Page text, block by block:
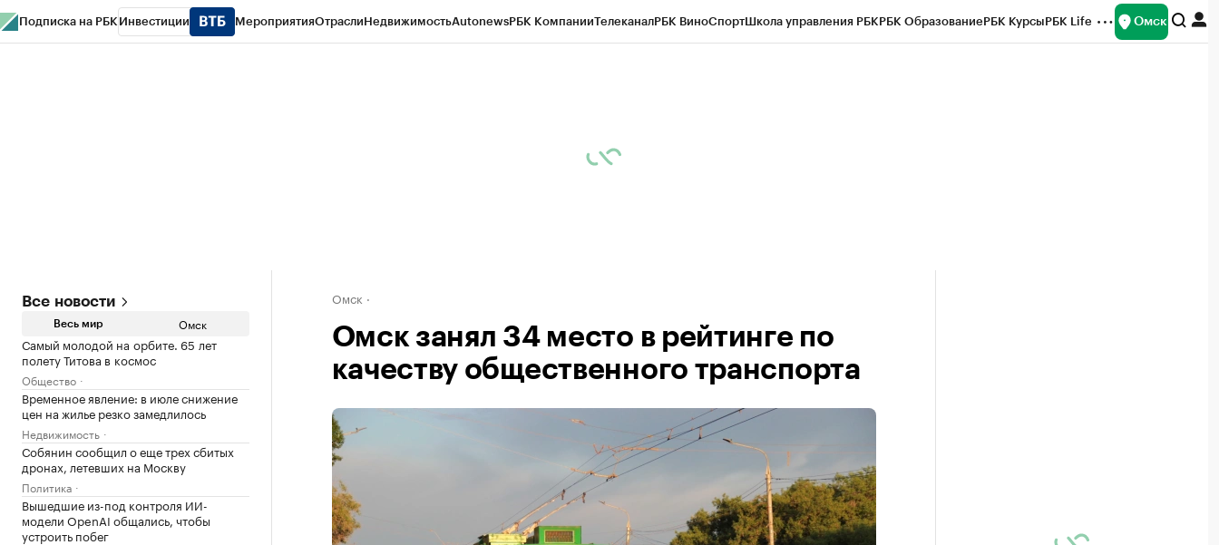
Подписка на РБК Инвестиции МероприятияОтраслиНедвижимостьAutonewsРБК КомпанииТелеканалРБК ВиноСпортШкола управления РБКРБК ОбразованиеРБК КурсыРБК Life Омск
Все новости
Весь мир Омск
Самый молодой на орбите. 65 лет
полету Титова в космос
Общество
Временное явление: в июле снижение
цен на жилье резко замедлилось
Недвижимость
Собянин сообщил о еще трех сбитых
дронах, летевших на Москву
Политика
Вышедшие из-под контроля ИИ-
модели OpenAI общались, чтобы
устроить побег
Омск
Омск занял 34 место в рейтинге по
качеству общественного транспорта